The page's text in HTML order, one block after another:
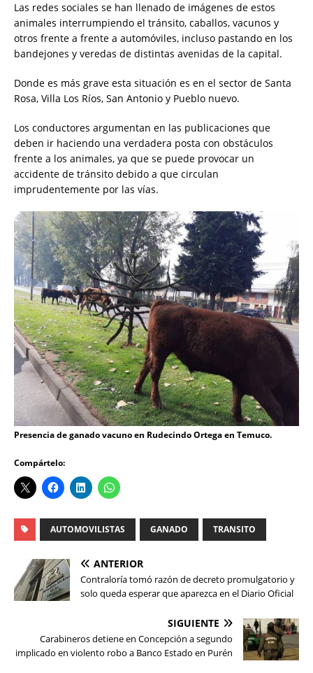
Las redes sociales se han llenado de imágenes de estos
animales interrumpiendo el tránsito, caballos, vacunos y
otros frente a frente a automóviles, incluso pastando en los
bandejones y veredas de distintas avenidas de la capital.
Donde es más grave esta situación es en el sector de Santa
Rosa, Villa Los Ríos, San Antonio y Pueblo nuevo.
Los conductores argumentan en las publicaciones que
deben ir haciendo una verdadera posta con obstáculos
frente a los animales, ya que se puede provocar un
accidente de tránsito debido a que circulan
imprudentemente por las vías.
Presencia de ganado vacuno en Rudecindo Ortega en Temuco.
Compártelo:
AUTOMOVILISTAS GANADO TRANSITO
ANTERIOR
Contraloría tomó razón de decreto promulgatorio y
solo queda esperar que aparezca en el Diario Oficial
SIGUIENTE
Carabineros detiene en Concepción a segundo
implicado en violento robo a Banco Estado en Purén